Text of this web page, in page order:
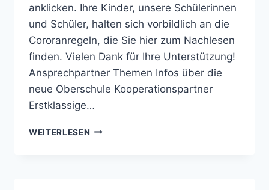
anklicken. Ihre Kinder, unsere Schülerinnen
und Schüler, halten sich vorbildlich an die
Cororanregeln, die Sie hier zum Nachlesen
finden. Vielen Dank für Ihre Unterstützung!
Ansprechpartner Themen Infos über die
neue Oberschule Kooperationspartner
Erstklassige…
WEITERLESEN BERTHA-